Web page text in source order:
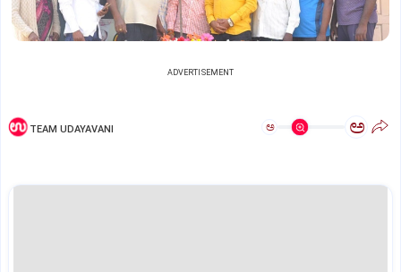
ADVERTISEMENT
TEAM UDAYAVANI ಅ ಅ